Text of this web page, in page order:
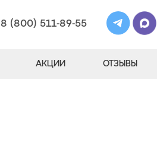
8 (800) 511-89-55
АКЦИИ ОТЗЫВЫ